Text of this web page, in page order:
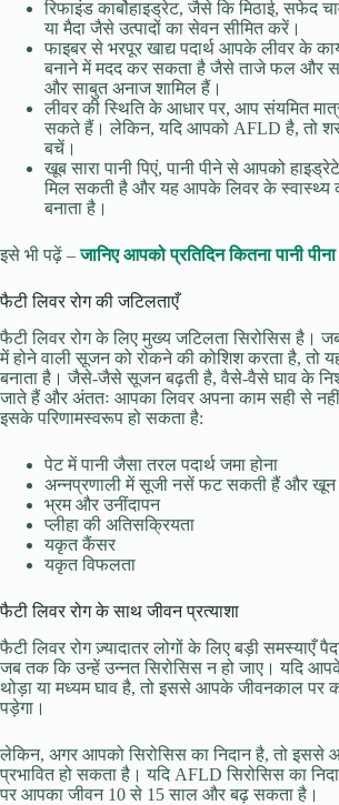
रिफाइंड कार्बोहाइड्रेट, जैसे कि मिठाई, सफेद
या मैदा जैसे उत्पादों का सेवन सीमित करें।
फाइबर से भरपूर खाद्य पदार्थ आपके लीवर के
बनाने में मदद कर सकता है जैसे ताजे फल और
और साबुत अनाज शामिल हैं।
लीवर की स्थिति के आधार पर, आप संयमित
सकते हैं। लेकिन, यदि आपको AFLD है, तो
बचें।
खूब सारा पानी पिएं, पानी पीने से आपको
मिल सकती है और यह आपके लिवर के स्वास्थ्य
बनाता है।
इसे भी पढ़ें –जानिए आपको प्रतिदिन कितना पानी पीना
फैटी लिवर रोग की जटिलताएँ
फैटी लिवर रोग के लिए मुख्य जटिलता सिरोसिस है।
में होने वाली सूजन को रोकने की कोशिश करता है, तो
बनाता है। जैसे-जैसे सूजन बढ़ती है, वैसे-वैसे घाव के
जाते हैं और अंततः आपका लिवर अपना काम सही से नहीं
इसके परिणामस्वरूप हो सकता है:
पेट में पानी जैसा तरल पदार्थ जमा होना
अन्नप्रणाली में सूजी नसें फट सकती हैं और खून
भ्रम और उनींदापन
प्लीहा की अतिसक्रियता
यकृत कैंसर
यकृत विफलता
फैटी लिवर रोग के साथ जीवन प्रत्याशा
फैटी लिवर रोग ज़्यादातर लोगों के लिए बड़ी समस्याएँ
जब तक कि उन्हें उन्नत सिरोसिस न हो जाए। यदि
थोड़ा या मध्यम घाव है, तो इससे आपके जीवनकाल पर
पड़ेगा।
लेकिन, अगर आपको सिरोसिस का निदान है, तो इससे
प्रभावित हो सकता है। यदि AFLD सिरोसिस का
पर आपका जीवन 10 से 15 साल और बढ़ सकता है।